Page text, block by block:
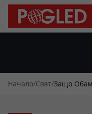
Начало/Свят/Защо